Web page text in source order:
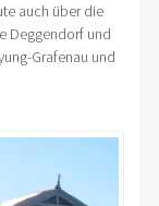
auch über die
Deggendorf und
Grafenau und